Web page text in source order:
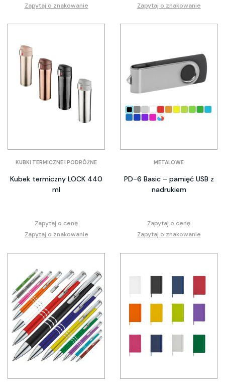
Zapytaj o znakowanie
Zapytaj o znakowanie
KUBKI TERMICZNE I PODRÓŻNE
Kubek termiczny LOCK 440
ml
Zapytaj o cenę
Zapytaj o znakowanie
METALOWE
PD-6 Basic – pamięć USB z
nadrukiem
Zapytaj o cenę
Zapytaj o znakowanie